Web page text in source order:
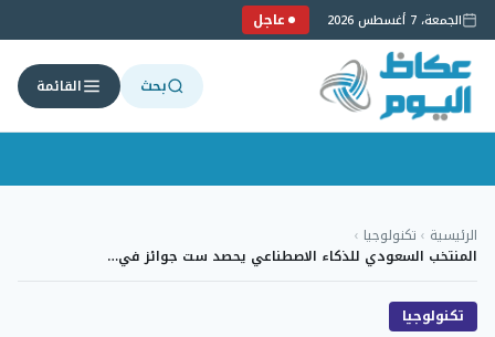
الجمعة، 7 أغسطس 2026 عاجل
بحث القائمة
إلى
المحتوى
الرئيسية › تكنولوجيا ›
المنتخب السعودي للذكاء الاصطناعي يحصد ست جوائز في…
تكنولوجيا